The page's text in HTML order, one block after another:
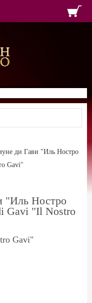
ПАРОЛЬ
ФОРМА ОБРАТНОЙ
ди Гави "Иль Ностро
Gavi"
"Иль Ностро
Gavi "Il Nostro
Gavi"